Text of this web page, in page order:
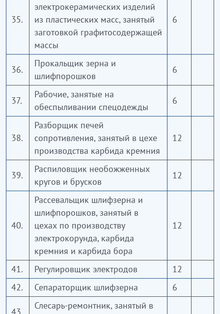
35.
электрокерамических изделий
из пластических масс, занятый
заготовкой графитосодержащей
массы
6
36.
Прокальщик зерна и
шлифпорошков
6
37.
Рабочие, занятые на
обеспыливании спецодежды
6
38.
Разборщик печей
сопротивления, занятый в цехе
производства карбида кремния
12
39.
Распиловщик необожженных
кругов и брусков
12
40.
Рассевальщик шлифзерна и
шлифпорошков, занятый в
цехах по производству
электрокорунда, карбида
кремния и карбида бора
12
41. Регулировщик электродов
12
42.
Сепараторщик шлифзерна 6
Слесарь-ремонтник, занятый в